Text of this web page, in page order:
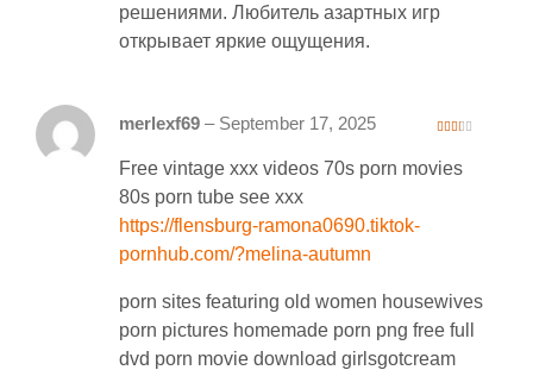
решениями. Любитель азартных игр
открывает яркие ощущения.
of 5
merlexf69 – September 17, 2025
Free vintage xxx videos 70s porn movies
80s porn tube see xxx
https://flensburg-ramona0690.tiktok-
pornhub.com/?melina-autumn
porn sites featuring old women housewives
porn pictures homemade porn png free full
dvd porn movie download girlsgotcream